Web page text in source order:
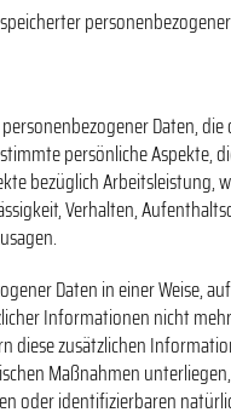
Daten, die
persönliche Aspekte,
bezüglich Arbeitsleistung,
Verhalten,
Daten in einer Weise,
Informationen nicht
diese zusätzlichen
Maßnahmen
oder identifizierbaren